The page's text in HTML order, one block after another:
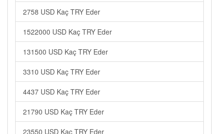
2758 USD Kaç TRY Eder
1522000 USD Kaç TRY Eder
131500 USD Kaç TRY Eder
3310 USD Kaç TRY Eder
4437 USD Kaç TRY Eder
21790 USD Kaç TRY Eder
23550 USD Kaç TRY Eder